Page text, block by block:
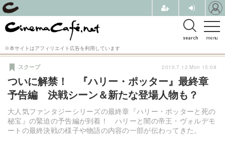
menu
search
※本サイトはアフィリエイト広告を利用しています
ついに解禁！ 『ハリー・ポッター』最終章
予告編 決戦シーン＆新たな登場人物も？
大人気ファンタジーシリーズの最終章『ハリー・ポッターと死の
秘宝』の緊迫の予告編が到着！ ハリーと闇の帝王・ヴォルデモ
ートの最終決戦の様子や物語の内容の一部が伝わってきた。
スクープ 2010.7.12 Mon 15:08